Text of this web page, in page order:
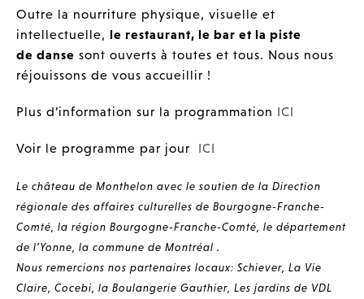
Outre la nourriture physique, visuelle et
intellectuelle, le restaurant, le bar et la piste
de danse sont ouverts à toutes et tous. Nous nous
réjouissons de vous accueillir !
Plus d’information sur la programmation ICI
Voir le programme par jour ICI
Le château de Monthelon avec le soutien de la Direction
régionale des affaires culturelles de Bourgogne-Franche-
Comté, la région Bourgogne-Franche-Comté, le département
de l’Yonne, la commune de Montréal .
Nous remercions nos partenaires locaux: Schiever, La Vie
Claire, Cocebi, la Boulangerie Gauthier, Les jardins de VDL